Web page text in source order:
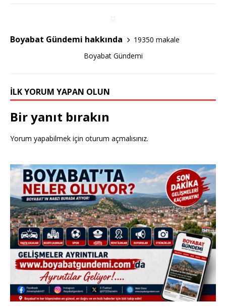
o
Boyabat Gündemi hakkında
19350 makale
Boyabat Gündemi
İLK YORUM YAPAN OLUN
Bir yanıt bırakın
Yorum yapabilmek için oturum açmalısınız.